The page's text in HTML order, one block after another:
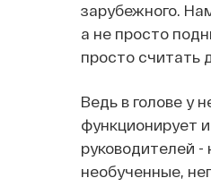
зарубежного.
а не просто
просто считать
Ведь в голове у
функционирует
руководителей -
необученные,